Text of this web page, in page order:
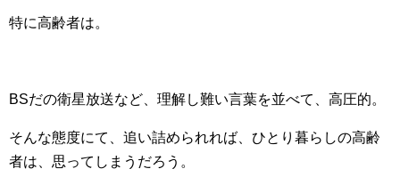
特に高齢者は。
BSだの衛星放送など、理解し難い言葉を並べて、高圧的。
そんな態度にて、追い詰められれば、ひとり暮らしの高齢
者は、思ってしまうだろう。